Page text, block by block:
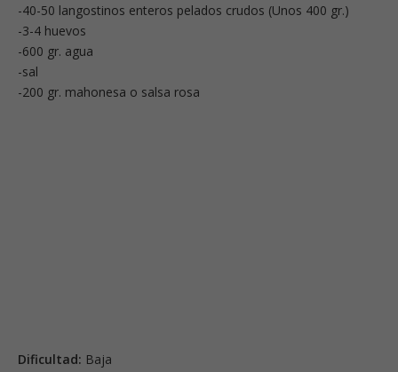
-40-50 langostinos enteros pelados crudos (Unos 400 gr.)
-3-4 huevos
-600 gr. agua
-sal
-200 gr. mahonesa o salsa rosa
Dificultad: Baja